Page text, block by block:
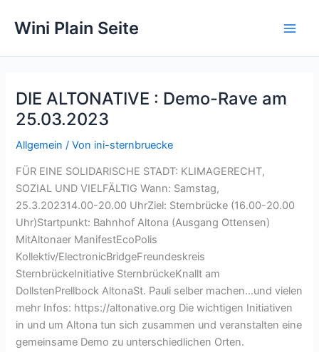
InhaltWini Plain Seite
DIE ALTONATIVE : Demo-Rave am
25.03.2023
Allgemein / Von ini-sternbruecke
FÜR EINE SOLIDARISCHE STADT: KLIMAGERECHT,
SOZIAL UND VIELFÄLTIG Wann: Samstag,
25.3.202314.00-20.00 UhrZiel: Sternbrücke (16.00-20.00
Uhr)Startpunkt: Bahnhof Altona (Ausgang Ottensen)
MitAltonaer ManifestEcoPolis
Kollektiv/ElectronicBridgeFreundeskreis
SternbrückeInitiative SternbrückeKnallt am
DollstenPrellbock AltonaSt. Pauli selber machen…und vielen
mehr Infos: https://altonative.org Die wichtigen Initiativen
in und um Altona tun sich zusammen und veranstalten eine
gemeinsame Demo zu unterschiedlichen Orten.